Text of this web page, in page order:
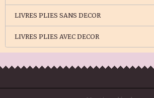
LIVRES PLIES SANS DECOR
LIVRES PLIES AVEC DECOR